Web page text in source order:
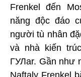
Frenkel đến
năng độc đáo
người tù nhân
và nhà kiến
ГУЛar. Gần như
Naftaly Frenkel